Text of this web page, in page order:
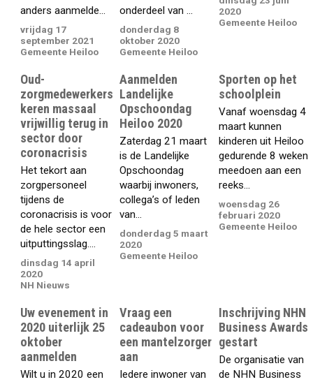
anders aanmelde...
vrijdag 17
september 2021
Gemeente Heiloo
onderdeel van ...
donderdag 8
oktober 2020
Gemeente Heiloo
2020
Gemeente Heiloo
Oud-
zorgmedewerkers
keren massaal
vrijwillig terug in
sector door
coronacrisis
Het tekort aan
zorgpersoneel
tijdens de
coronacrisis is voor
de hele sector een
uitputtingsslag....
dinsdag 14 april
2020
NH Nieuws
Aanmelden
Landelijke
Opschoondag
Heiloo 2020
Zaterdag 21 maart
is de Landelijke
Opschoondag
waarbij inwoners,
collega’s of leden
van...
donderdag 5 maart
2020
Gemeente Heiloo
Sporten op het
schoolplein
Vanaf woensdag 4
maart kunnen
kinderen uit Heiloo
gedurende 8 weken
meedoen aan een
reeks...
woensdag 26
februari 2020
Gemeente Heiloo
Uw evenement in
2020 uiterlijk 25
oktober
aanmelden
Wilt u in 2020 een
Vraag een
cadeaubon voor
een mantelzorger
aan
Iedere inwoner van
Inschrijving NHN
Business Awards
gestart
De organisatie van
de NHN Business